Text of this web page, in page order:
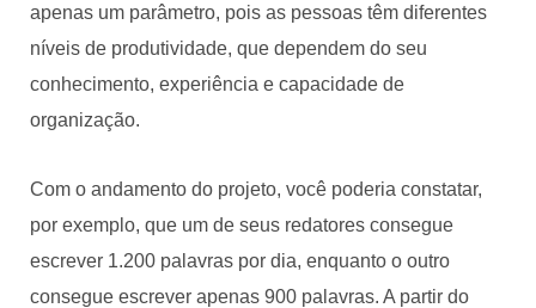
apenas um parâmetro, pois as pessoas têm diferentes
níveis de produtividade, que dependem do seu
conhecimento, experiência e capacidade de
organização.
Com o andamento do projeto, você poderia constatar,
por exemplo, que um de seus redatores consegue
escrever 1.200 palavras por dia, enquanto o outro
consegue escrever apenas 900 palavras. A partir do